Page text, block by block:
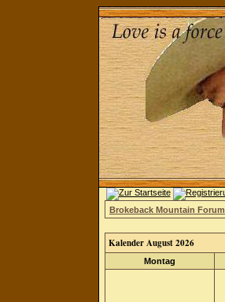
Brokeback Mountain Forum
Kalender August 2026
Montag